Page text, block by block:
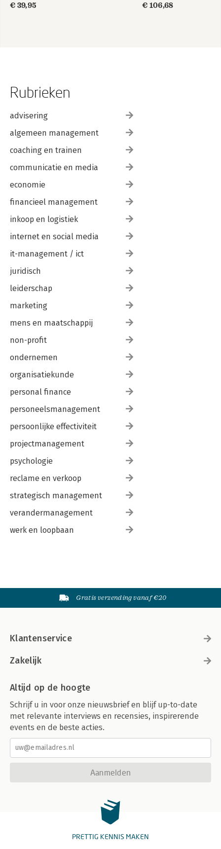
€ 39,95
€ 106,68
Rubrieken
advisering
algemeen management
coaching en trainen
communicatie en media
economie
financieel management
inkoop en logistiek
internet en social media
it-management / ict
juridisch
leiderschap
marketing
mens en maatschappij
non-profit
ondernemen
organisatiekunde
personal finance
personeelsmanagement
persoonlijke effectiviteit
projectmanagement
psychologie
reclame en verkoop
strategisch management
verandermanagement
werk en loopbaan
Gratis verzending vanaf €20
Klantenservice
Zakelijk
Altijd op de hoogte
Schrijf u in voor onze nieuwsbrief en blijf up-to-date
met relevante interviews en recensies, inspirerende
events en de beste acties.
Aanmelden
PRETTIG KENNIS MAKEN